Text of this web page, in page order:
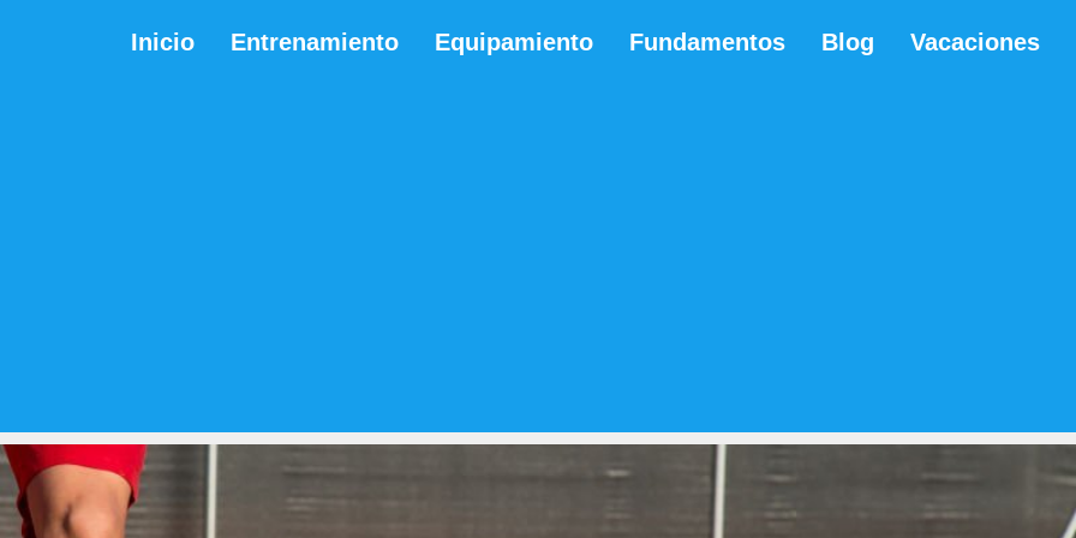
Inicio Entrenamiento Equipamiento Fundamentos Blog Vacaciones